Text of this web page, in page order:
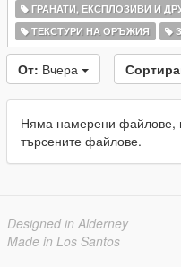
ГРАНАТИ, ЕКСПЛОЗИВИ И
ТЕКСТУРИ НА ОРЪЖИЯ
От: Вчера
Няма намерени файлове,
търсените файлове.
Designed in Alderney
Made in Los Santos